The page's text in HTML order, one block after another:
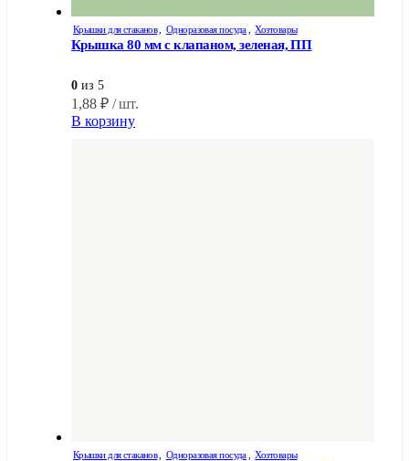
Крышки для стаканов Одноразовая посуда Хозтовары
Крышка 80 мм с клапаном, зеленая, ПП
0 из 5
1,88 ₽ / шт.
В корзину
Крышки для стаканов Одноразовая посуда Хозтовары